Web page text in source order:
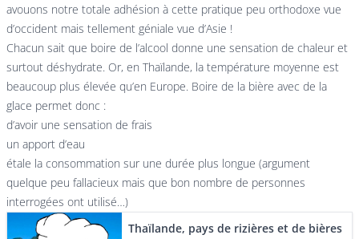
avouons notre totale adhésion à cette pratique peu orthodoxe vue
d’occident mais tellement géniale vue d’Asie !
Chacun sait que boire de l’alcool donne une sensation de chaleur et
surtout déshydrate. Or, en Thaïlande, la température moyenne est
beaucoup plus élevée qu’en Europe. Boire de la bière avec de la
glace permet donc :
d’avoir une sensation de frais
un apport d’eau
étale la consommation sur une durée plus longue (argument
quelque peu fallacieux mais que bon nombre de personnes
interrogées ont utilisé…)
Thaïlande, pays de rizières et de bières